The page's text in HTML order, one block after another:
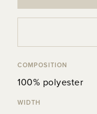
COMPOSITION
100% polyester
WIDTH